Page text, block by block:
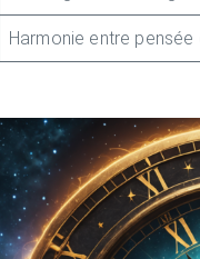
Harmonie entre